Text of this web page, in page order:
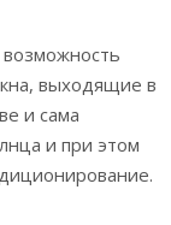
выходящие в
и сама
и при этом